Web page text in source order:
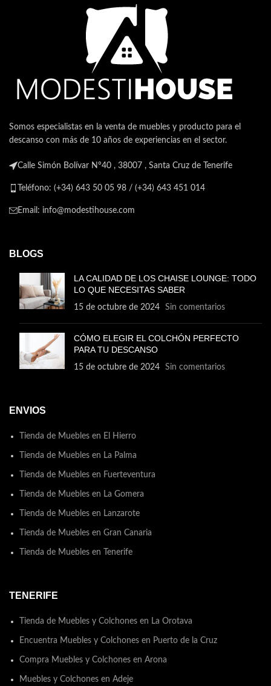
Somos especialistas en la venta de muebles y producto para el
descanso con más de 10 años de experiencias en el sector.
Calle Simón Bolívar Nº40 , 38007 , Santa Cruz de Tenerife
Teléfono: (+34) 643 50 05 98 / (+34) 643 451 014
Email: info@modestihouse.com
BLOGS
LA CALIDAD DE LOS CHAISE LOUNGE: TODO
LO QUE NECESITAS SABER
15 de octubre de 2024 Sin comentarios
CÓMO ELEGIR EL COLCHÓN PERFECTO
PARA TU DESCANSO
15 de octubre de 2024 Sin comentarios
ENVIOS
Tienda de Muebles en El Hierro
Tienda de Muebles en La Palma
Tienda de Muebles en Fuerteventura
Tienda de Muebles en La Gomera
Tienda de Muebles en Lanzarote
Tienda de Muebles en Gran Canaria
Tienda de Muebles en Tenerife
TENERIFE
Tienda de Muebles y Colchones en La Orotava
Encuentra Muebles y Colchones en Puerto de la Cruz
Compra Muebles y Colchones en Arona
Muebles y Colchones en Adeje